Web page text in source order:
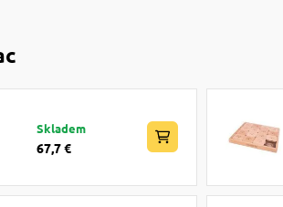
Skladem
67,7 €